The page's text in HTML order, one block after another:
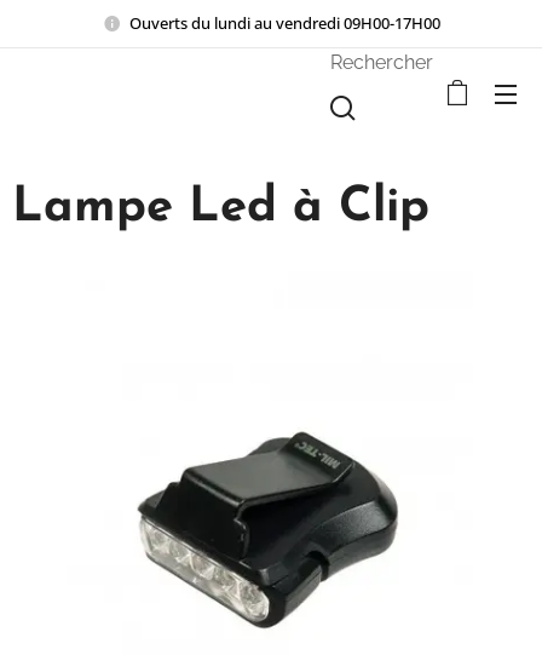
Ouverts du lundi au vendredi 09H00-17H00
Rechercher
Lampe Led à Clip